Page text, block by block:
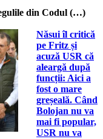
din Codul (…)
Năsui îl critică
pe Fritz și
acuză USR că
aleargă după
funcții: Aici a
fost o mare
greșeală. Când
Bolojan nu va
mai fi popular,
USR nu va